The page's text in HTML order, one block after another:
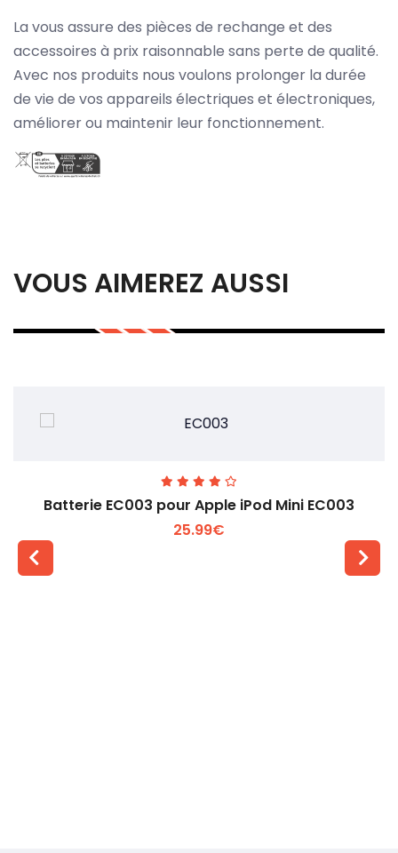
La vous assure des pièces de rechange et des
accessoires à prix raisonnable sans perte de qualité.
Avec nos produits nous voulons prolonger la durée
de vie de vos appareils électriques et électroniques,
améliorer ou maintenir leur fonctionnement.
VOUS AIMEREZ AUSSI
Batterie EC003 pour Apple iPod Mini EC003
25.99€